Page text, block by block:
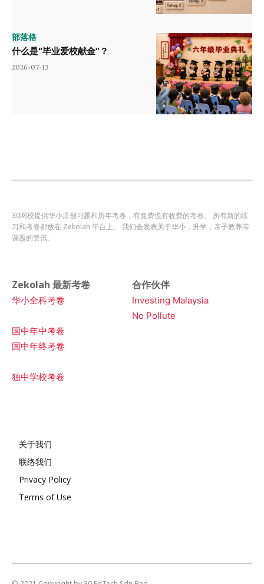
部落格
什么是“毕业爱校献金”？
2026-07-13
30网校提供华小原创习题和历年考卷，有免费也有收费的考卷。 所有新的练
习和考卷都放在 Zekolah 平台上。 我们会发表关于华小，升学，亲子教养等
课题的资讯。
Zekolah 最新考卷
华小全科考卷
国中年中考卷
国中年终考卷
独中学校考卷
合作伙伴
Investing Malaysia
No Pollute
关于我们
联络我们
Privacy Policy
Terms of Use